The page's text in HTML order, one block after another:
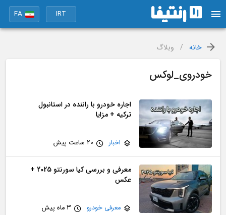
IRT
FA
خانه / وبلاگ
خودروی_لوکس
اجاره خودرو با راننده در استانبول
ترکیه + مزایا
اخبار 20 ساعت پیش
معرفی و بررسی کیا سورنتو 2025 +
عکس
معرفی خودرو 3 ماه پیش